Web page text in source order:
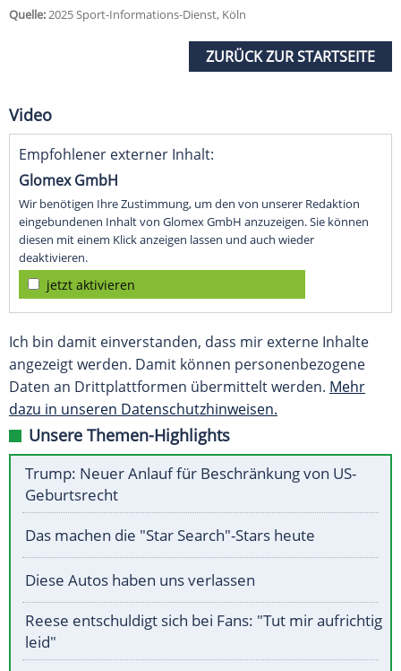
Quelle:2025 Sport-Informations-Dienst, Köln
ZURÜCK ZUR STARTSEITE
Video
Empfohlener externer Inhalt:
Glomex GmbH
Wir benötigen Ihre Zustimmung, um den von unserer Redaktion
eingebundenen Inhalt von Glomex GmbH anzuzeigen. Sie können
diesen mit einem Klick anzeigen lassen und auch wieder
deaktivieren.
jetzt aktivieren
Ich bin damit einverstanden, dass mir externe Inhalte
angezeigt werden. Damit können personenbezogene
Daten an Drittplattformen übermittelt werden. Mehr
dazu in unseren Datenschutzhinweisen.
Unsere Themen-Highlights
Trump: Neuer Anlauf für Beschränkung von US-
Geburtsrecht
Das machen die "Star Search"-Stars heute
Diese Autos haben uns verlassen
Reese entschuldigt sich bei Fans: "Tut mir aufrichtig
leid"